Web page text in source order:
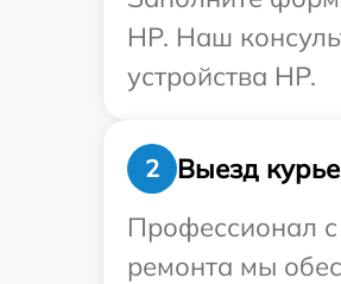
HP. Наш
устройства HP.
2
Выезд
Профессионал
ремонта мы